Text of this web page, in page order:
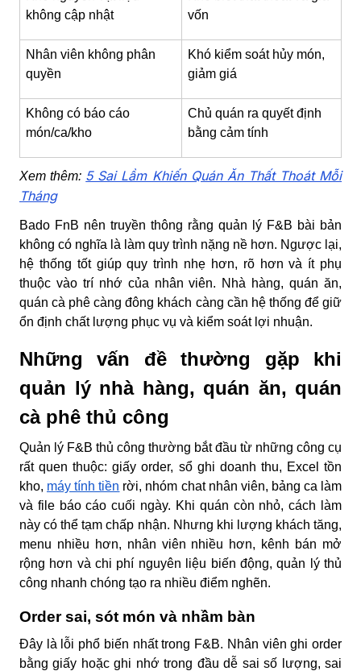
không cập nhật
vốn
Nhân viên không phân
quyền
Khó kiểm soát hủy món,
giảm giá
Không có báo cáo
món/ca/kho
Chủ quán ra quyết định
bằng cảm tính
Xem thêm: 5 Sai Lầm Khiến Quán Ăn Thất Thoát Mỗi
Tháng
Bado FnB nên truyền thông rằng quản lý F&B bài bản
không có nghĩa là làm quy trình nặng nề hơn. Ngược lại,
hệ thống tốt giúp quy trình nhẹ hơn, rõ hơn và ít phụ
thuộc vào trí nhớ của nhân viên. Nhà hàng, quán ăn,
quán cà phê càng đông khách càng cần hệ thống để giữ
ổn định chất lượng phục vụ và kiểm soát lợi nhuận.
Những vấn đề thường gặp khi
quản lý nhà hàng, quán ăn, quán
cà phê thủ công
Quản lý F&B thủ công thường bắt đầu từ những công cụ
rất quen thuộc: giấy order, sổ ghi doanh thu, Excel tồn
kho, máy tính tiền rời, nhóm chat nhân viên, bảng ca làm
và file báo cáo cuối ngày. Khi quán còn nhỏ, cách làm
này có thể tạm chấp nhận. Nhưng khi lượng khách tăng,
menu nhiều hơn, nhân viên nhiều hơn, kênh bán mở
rộng hơn và chi phí nguyên liệu biến động, quản lý thủ
công nhanh chóng tạo ra nhiều điểm nghẽn.
Order sai, sót món và nhầm bàn
Đây là lỗi phổ biến nhất trong F&B. Nhân viên ghi order
bằng giấy hoặc ghi nhớ trong đầu dễ sai số lượng, sai